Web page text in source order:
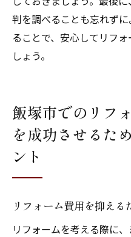
判を調べることも忘れず
ることで、安心してリフ
しょう。
飯塚市でのリフ
を成功させるた
ント
リフォーム費用を抑え
リフォームを考える際に